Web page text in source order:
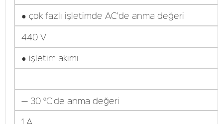
● çok fazlı işletimde AC'de anma değeri
440 V
● işletim akımı
— 30 °C'de anma değeri
1 A